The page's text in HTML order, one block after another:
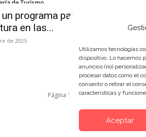
Utilizamos tecnologías
dispositivo. Lo hacemos
anuncios (no)
procesar datos como el
consentir o retirar el
características y
Aceptar
programa para
en las...
de 2025
Página 12 de 24